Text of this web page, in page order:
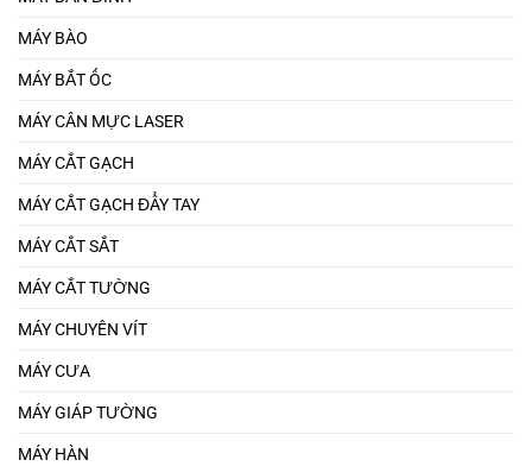
MÁY BÀO
MÁY BẮT ỐC
MÁY CÂN MỰC LASER
MÁY CẮT GẠCH
MÁY CẮT GẠCH ĐẨY TAY
MÁY CẮT SẮT
MÁY CẮT TƯỜNG
MÁY CHUYÊN VÍT
MÁY CƯA
MÁY GIÁP TƯỜNG
MÁY HÀN